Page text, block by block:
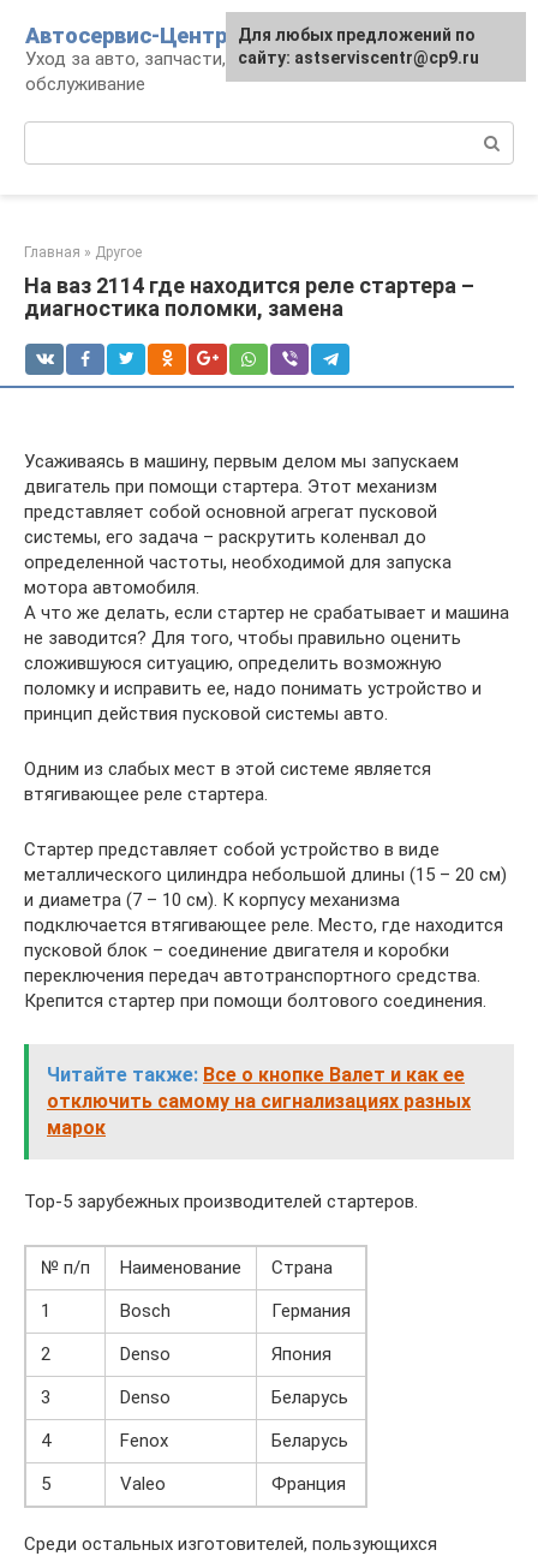
контенту
Автосервис-Центр
Уход за авто, запчасти, ремонт и
обслуживание
Главная » Другое
На ваз 2114 где находится реле стартера –
диагностика поломки, замена
Усаживаясь в машину, первым делом мы запускаем
двигатель при помощи стартера. Этот механизм
представляет собой основной агрегат пусковой
системы, его задача – раскрутить коленвал до
определенной частоты, необходимой для запуска
мотора автомобиля.
А что же делать, если стартер не срабатывает и машина
не заводится? Для того, чтобы правильно оценить
сложившуюся ситуацию, определить возможную
поломку и исправить ее, надо понимать устройство и
принцип действия пусковой системы авто.
Одним из слабых мест в этой системе является
втягивающее реле стартера.
Стартер представляет собой устройство в виде
металлического цилиндра небольшой длины (15 – 20 см)
и диаметра (7 – 10 см). К корпусу механизма
подключается втягивающее реле. Место, где находится
пусковой блок – соединение двигателя и коробки
переключения передач автотранспортного средства.
Крепится стартер при помощи болтового соединения.
Читайте также: Все о кнопке Валет и как ее
отключить самому на сигнализациях разных
марок
Тор-5 зарубежных производителей стартеров.
№ п/п Наименование
Страна
1
Bosch
Германия
2
Denso
Япония
3
Denso
Беларусь
4
Fenox
Беларусь
5
Valeo Франция
Среди остальных изготовителей, пользующихся
Для любых предложений по
сайту: astserviscentr@cp9.ru